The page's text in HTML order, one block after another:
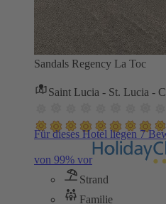
Sandals Regency La Toc
Saint Lucia - St. Lucia -
Für dieses Hotel liegen 7
von 99% vor
Strand
Familie